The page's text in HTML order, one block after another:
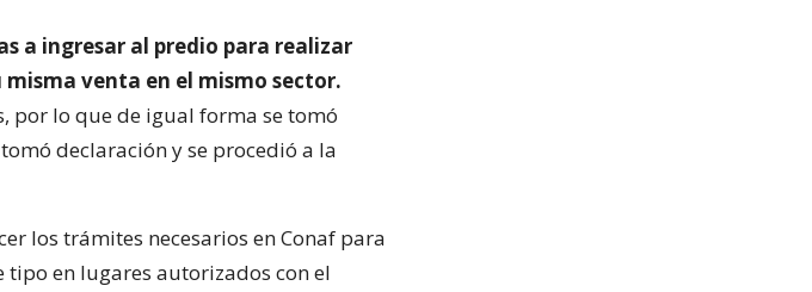
a ingresar al predio para realizar
misma venta en el mismo sector.
por lo que de igual forma se tomó
declaración y se procedió a la
los trámites necesarios en Conaf para
en lugares autorizados con el